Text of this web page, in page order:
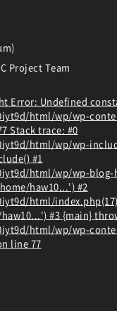
Project Team
Error: Undefined
html/wp/wp-
Stack trace: #0
html/wp/wp-
#1
html/wp/wp-blog-
haw10...') #2
html/
#3 {main}
html/wp/wp-
line 77